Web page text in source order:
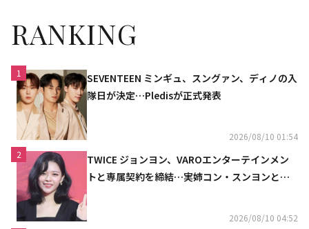
RANKING
1
SEVENTEEN ミンギュ、スングァン、ディノの入
隊日が決定…Pledisが正式発表
2026/08/10 01:54
2
TWICE ジョンヨン、VAROエンターテインメン
トと専属契約を締結…実姉コン・スンヨンと同
2026/08/10 04:52